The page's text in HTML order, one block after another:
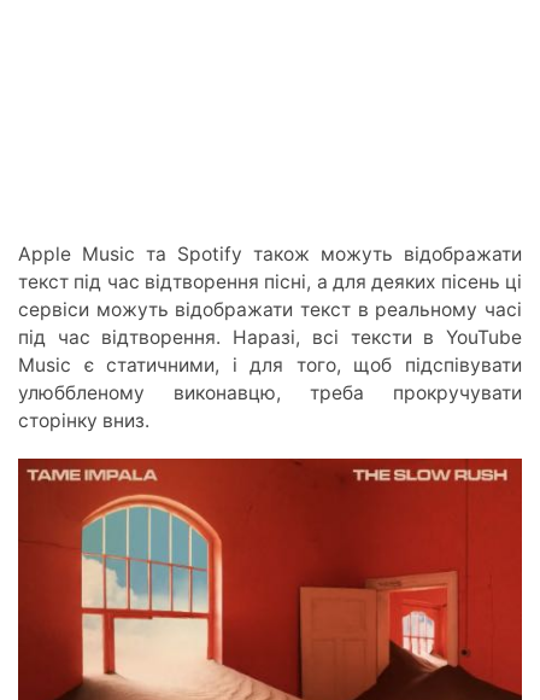
Apple Music та Spotify також можуть відображати
текст під час відтворення пісні, а для деяких пісень ці
сервіси можуть відображати текст в реальному часі
під час відтворення. Наразі, всі тексти в YouTube
Music є статичними, і для того, щоб підспівувати
улюббленому виконавцю, треба прокручувати
сторінку вниз.